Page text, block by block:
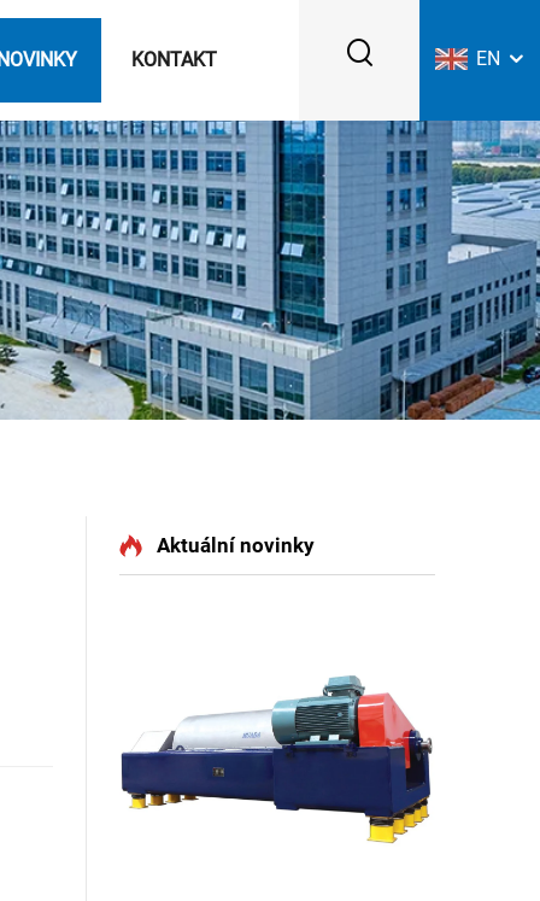
KONTAKT EN
Aktuální novinky